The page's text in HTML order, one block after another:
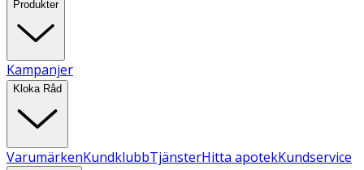
Produkter
Kampanjer
Kloka Råd
VarumärkenKundklubbTjänsterHitta apotekKundservice